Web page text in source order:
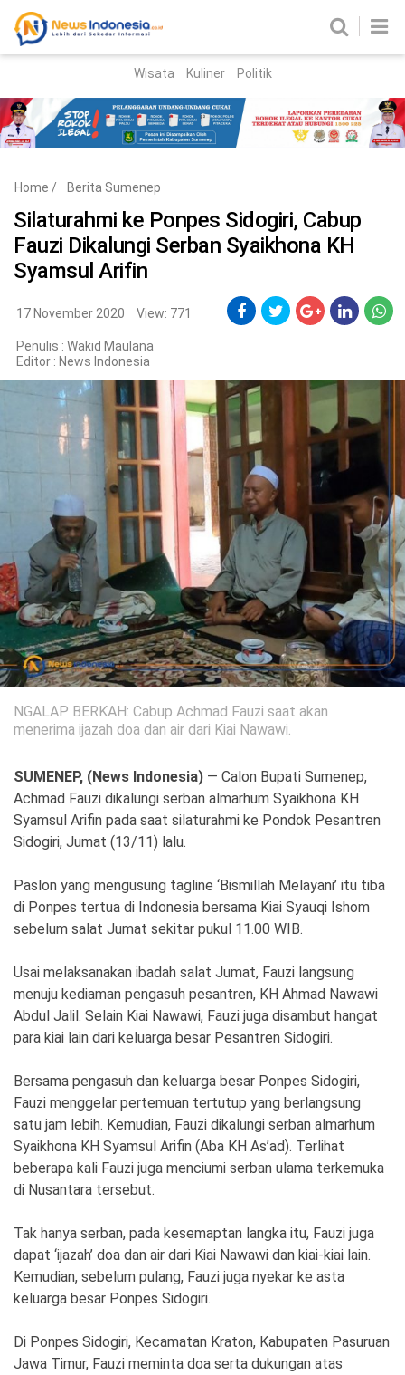
Parlemen
Nasional
Peristiwa
Korupsi
Politik
Gaya Hidup
Kesehatan Kuliner
Otomotif
Iptek
Pendidikan Ilmiah
Teknologi
Sosial Budaya
Wisata
Ekonomi Olahraga
Copyright
2026
News
Indonesia
.
All
Right
Reserve
Wisata Kuliner Politik
Home / Berita Sumenep
Silaturahmi ke Ponpes Sidogiri, Cabup
Fauzi Dikalungi Serban Syaikhona KH
Syamsul Arifin
17 November 2020 View: 771
Penulis : Wakid Maulana
Editor : News Indonesia
NGALAP BERKAH: Cabup Achmad Fauzi saat akan
menerima ijazah doa dan air dari Kiai Nawawi.
SUMENEP, (News Indonesia) — Calon Bupati Sumenep,
Achmad Fauzi dikalungi serban almarhum Syaikhona KH
Syamsul Arifin pada saat silaturahmi ke Pondok Pesantren
Sidogiri, Jumat (13/11) lalu.
Paslon yang mengusung tagline ‘Bismillah Melayani’ itu tiba
di Ponpes tertua di Indonesia bersama Kiai Syauqi Ishom
sebelum salat Jumat sekitar pukul 11.00 WIB.
Usai melaksanakan ibadah salat Jumat, Fauzi langsung
menuju kediaman pengasuh pesantren, KH Ahmad Nawawi
Abdul Jalil. Selain Kiai Nawawi, Fauzi juga disambut hangat
para kiai lain dari keluarga besar Pesantren Sidogiri.
Bersama pengasuh dan keluarga besar Ponpes Sidogiri,
Fauzi menggelar pertemuan tertutup yang berlangsung
satu jam lebih. Kemudian, Fauzi dikalungi serban almarhum
Syaikhona KH Syamsul Arifin (Aba KH As’ad). Terlihat
beberapa kali Fauzi juga menciumi serban ulama terkemuka
di Nusantara tersebut.
Tak hanya serban, pada kesemaptan langka itu, Fauzi juga
dapat ‘ijazah’ doa dan air dari Kiai Nawawi dan kiai-kiai lain.
Kemudian, sebelum pulang, Fauzi juga nyekar ke asta
keluarga besar Ponpes Sidogiri.
Di Ponpes Sidogiri, Kecamatan Kraton, Kabupaten Pasuruan
Jawa Timur, Fauzi meminta doa serta dukungan atas